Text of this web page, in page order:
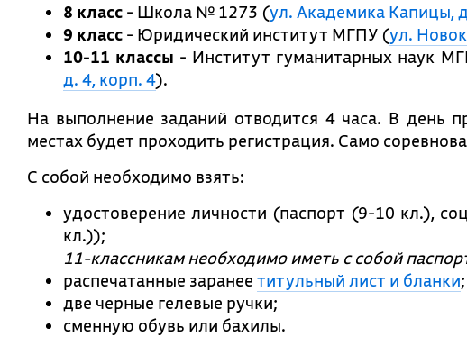
8 класс - Школа № 1273 (ул. Академика Капицы,
9 класс - Юридический институт МГПУ (ул.
10-11 классы - Институт гуманитарных наук
д. 4, корп. 4).
На выполнение заданий отводится 4 часа. В день
местах будет проходить регистрация. Само
С собой необходимо взять:
удостоверение личности (паспорт (9-10 кл.),
кл.));
11-классникам необходимо иметь с собой
распечатанные заранее титульный лист и бланки;
две черные гелевые ручки;
сменную обувь или бахилы.